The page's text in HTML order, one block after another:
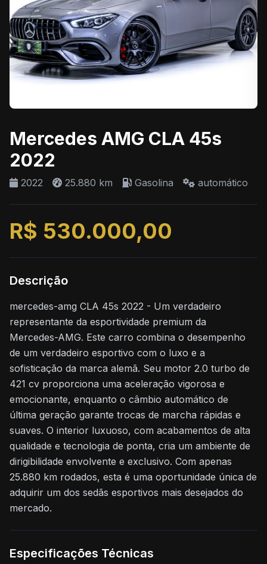
Mercedes AMG CLA 45s
2022
2022 25.880 km Gasolina automático
R$ 530.000,00
Descrição
mercedes-amg CLA 45s 2022 - Um verdadeiro
representante da esportividade premium da
Mercedes-AMG. Este carro combina o desempenho
de um verdadeiro esportivo com o luxo e a
sofisticação da marca alemã. Seu motor 2.0 turbo de
421 cv proporciona uma aceleração vigorosa e
emocionante, enquanto o câmbio automático de
última geração garante trocas de marcha rápidas e
suaves. O interior luxuoso, com acabamentos de alta
qualidade e tecnologia de ponta, cria um ambiente de
dirigibilidade envolvente e exclusivo. Com apenas
25.880 km rodados, esta é uma oportunidade única de
adquirir um dos sedãs esportivos mais desejados do
mercado.
Especificações Técnicas